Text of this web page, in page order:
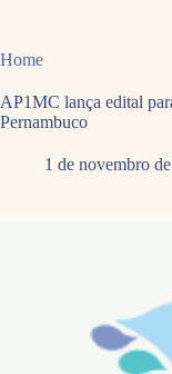
Home
AP1MC lança edital
Pernambuco
1 de novembro de